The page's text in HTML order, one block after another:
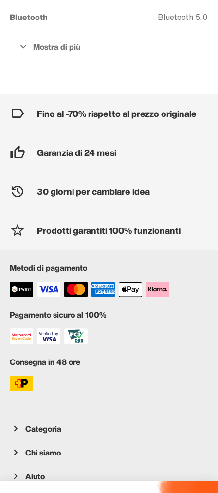
Bluetooth Bluetooth 5.0
Fino al -70% rispetto al prezzo originale
Garanzia di 24 mesi
30 giorni per cambiare idea
Prodotti garantiti 100% funzionanti
Metodi di pagamento
Pagamento sicuro al 100%
Consegna in 48 ore
Categoria
Chi siamo
Aiuto